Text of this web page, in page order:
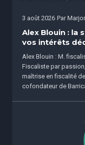
3 août 2026 Par
Alex Blouin : la
vos intérêts
Alex Blouin : M.
Fiscaliste par
maîtrise en fiscalité
cofondateur de